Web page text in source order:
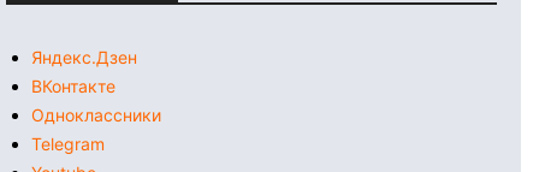
Яндекс.Дзен
ВКонтакте
Одноклассники
Telegram